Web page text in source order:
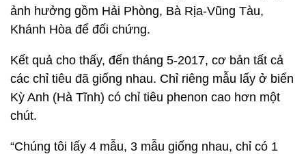
ảnh hưởng gồm Hải Phòng, Bà Rịa-Vũng Tàu,
Khánh Hòa để đối chứng.
Kết quả cho thấy, đến tháng 5-2017, cơ bản tất cả
các chỉ tiêu đã giống nhau. Chỉ riêng mẫu lấy ở biển
Kỳ Anh (Hà Tĩnh) có chỉ tiêu phenon cao hơn một
chút.
“Chúng tôi lấy 4 mẫu, 3 mẫu giống nhau, chỉ có 1